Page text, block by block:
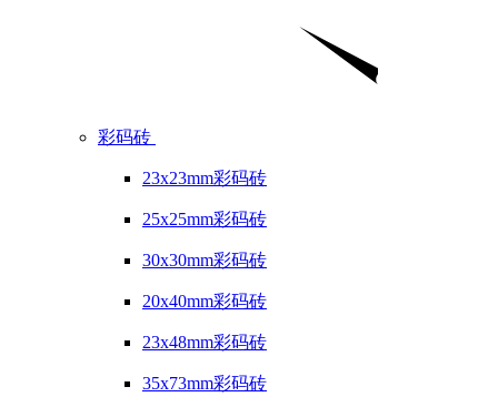
彩码砖
23x23mm彩码砖
25x25mm彩码砖
30x30mm彩码砖
20x40mm彩码砖
23x48mm彩码砖
35x73mm彩码砖